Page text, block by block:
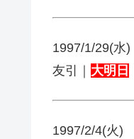
1997/1/29(水)
友引｜ 大明日
1997/2/4(火)